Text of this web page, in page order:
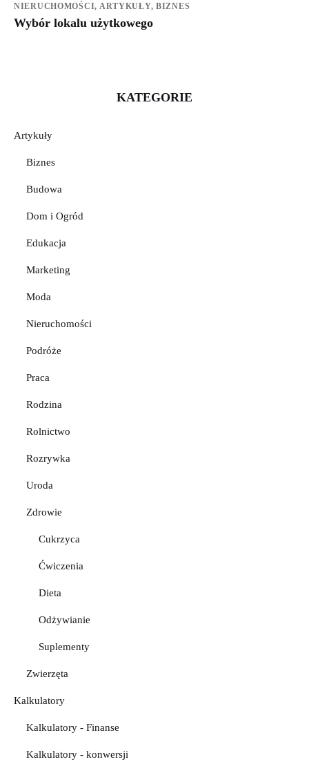
NIERUCHOMOŚCI, ARTYKUŁY,BIZNES
Wybór lokalu użytkowego
KATEGORIE
Artykuły
Biznes
Budowa
Dom i Ogród
Edukacja
Marketing
Moda
Nieruchomości
Podróże
Praca
Rodzina
Rolnictwo
Rozrywka
Uroda
Zdrowie
Cukrzyca
Ćwiczenia
Dieta
Odżywianie
Suplementy
Zwierzęta
Kalkulatory
Kalkulatory - Finanse
Kalkulatory - konwersji